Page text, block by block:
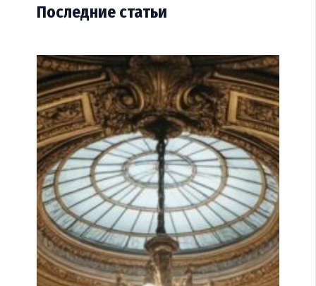
Последние статьи